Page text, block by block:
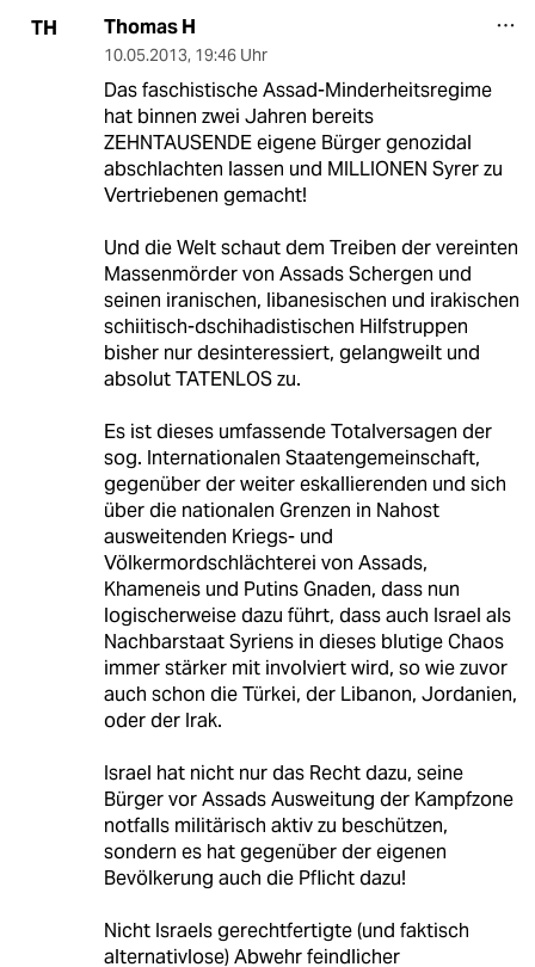
TH Thomas H
10.05.2013, 19:46 Uhr
Das faschistische Assad-Minderheitsregime
hat binnen zwei Jahren bereits
ZEHNTAUSENDE eigene Bürger genozidal
abschlachten lassen und MILLIONEN Syrer zu
Vertriebenen gemacht!
Und die Welt schaut dem Treiben der vereinten
Massenmörder von Assads Schergen und
seinen iranischen, libanesischen und irakischen
schiitisch-dschihadistischen Hilfstruppen
bisher nur desinteressiert, gelangweilt und
absolut TATENLOS zu.
Es ist dieses umfassende Totalversagen der
sog. Internationalen Staatengemeinschaft,
gegenüber der weiter eskallierenden und sich
über die nationalen Grenzen in Nahost
ausweitenden Kriegs- und
Völkermordschlächterei von Assads,
Khameneis und Putins Gnaden, dass nun
logischerweise dazu führt, dass auch Israel als
Nachbarstaat Syriens in dieses blutige Chaos
immer stärker mit involviert wird, so wie zuvor
auch schon die Türkei, der Libanon, Jordanien,
oder der Irak.
Israel hat nicht nur das Recht dazu, seine
Bürger vor Assads Ausweitung der Kampfzone
notfalls militärisch aktiv zu beschützen,
sondern es hat gegenüber der eigenen
Bevölkerung auch die Pflicht dazu!
Nicht Israels gerechtfertigte (und faktisch
alternativlose) Abwehr feindlicher